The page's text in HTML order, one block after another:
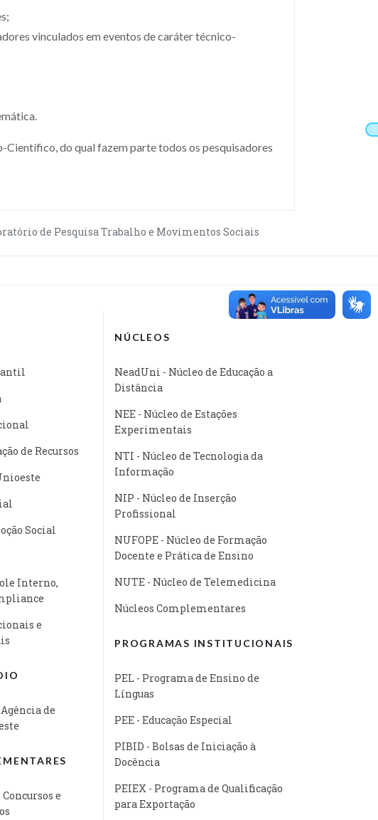
vinculados em eventos de caráter técnico-
Científico, do qual fazem parte todos os pesquisadores
de Pesquisa Trabalho e Movimentos Sociais
de Recursos
Social
Interno,
e
de
e
NÚCLEOS
NeadUni - Núcleo de Educação a
Distância
NEE - Núcleo de Estações
Experimentais
NTI - Núcleo de Tecnologia da
Informação
NIP - Núcleo de Inserção
Profissional
NUFOPE - Núcleo de Formação
Docente e Prática de Ensino
NUTE - Núcleo de Telemedicina
Núcleos Complementares
PROGRAMAS INSTITUCIONAIS
PEL - Programa de Ensino de
Línguas
PEE - Educação Especial
PIBID - Bolsas de Iniciação à
Docência
PEIEX - Programa de Qualificação
para Exportação